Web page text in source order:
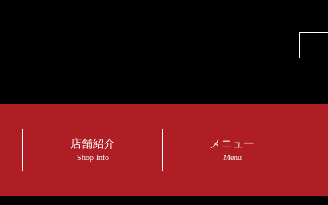
店舗紹介
Shop Info
メニュー
Menu